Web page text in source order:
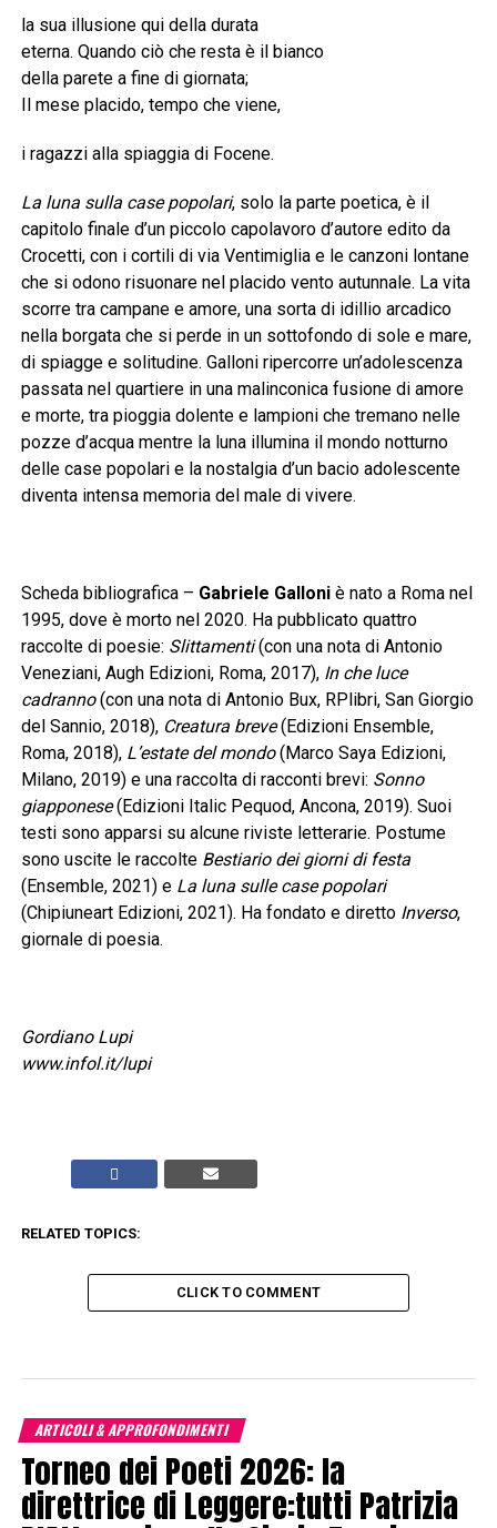
la sua illusione qui della durata
eterna. Quando ciò che resta è il bianco
della parete a fine di giornata;
Il mese placido, tempo che viene,
i ragazzi alla spiaggia di Focene.
La luna sulla case popolari, solo la parte poetica, è il
capitolo finale d’un piccolo capolavoro d’autore edito da
Crocetti, con i cortili di via Ventimiglia e le canzoni lontane
che si odono risuonare nel placido vento autunnale. La vita
scorre tra campane e amore, una sorta di idillio arcadico
nella borgata che si perde in un sottofondo di sole e mare,
di spiagge e solitudine. Galloni ripercorre un’adolescenza
passata nel quartiere in una malinconica fusione di amore
e morte, tra pioggia dolente e lampioni che tremano nelle
pozze d’acqua mentre la luna illumina il mondo notturno
delle case popolari e la nostalgia d’un bacio adolescente
diventa intensa memoria del male di vivere.
Scheda bibliografica – Gabriele Galloniè nato a Roma nel
1995, dove è morto nel 2020. Ha pubblicato quattro
raccolte di poesie: Slittamenti(con una nota di Antonio
Veneziani, Augh Edizioni, Roma, 2017), In che luce
cadranno(con una nota di Antonio Bux, RPlibri, San Giorgio
del Sannio, 2018), Creatura breve(Edizioni Ensemble,
Roma, 2018), L’estate del mondo(Marco Saya Edizioni,
Milano, 2019) e una raccolta di racconti brevi: Sonno
giapponese(Edizioni Italic Pequod, Ancona, 2019). Suoi
testi sono apparsi su alcune riviste letterarie. Postume
sono uscite le raccolte Bestiario dei giorni di festa
(Ensemble, 2021) e La luna sulle case popolari
(Chipiuneart Edizioni, 2021). Ha fondato e diretto Inverso,
giornale di poesia.
Gordiano Lupi
www.infol.it/lupi
RELATED TOPICS:
CLICK TO COMMENT
ARTICOLI & APPROFONDIMENTI
Torneo dei Poeti 2026: la
direttrice di Leggere:tutti Patrizia